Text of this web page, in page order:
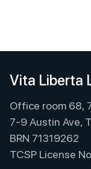
Vita Liberta
Office room 68,
7-9 Austin Ave,
BRN 71319262
TCSP License